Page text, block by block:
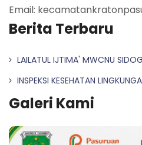
Email:
Berita Terbaru
LAILATUL IJTIMA' MWCNU
INSPEKSI KESEHATAN
Galeri Kami